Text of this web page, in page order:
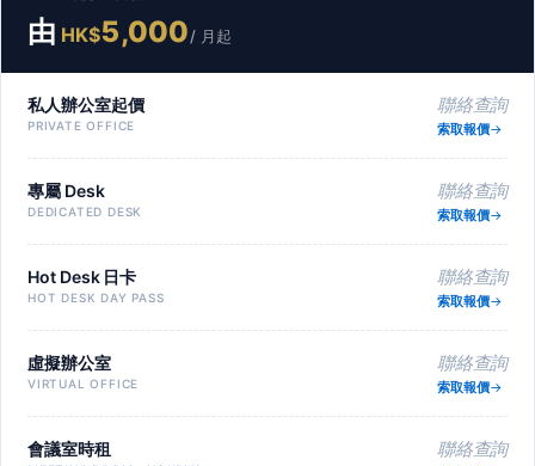
由 HK$5,000/ 月起
私人辦公室起價
PRIVATE OFFICE
聯絡查詢
索取報價
專屬 Desk
DEDICATED DESK
聯絡查詢
索取報價
Hot Desk 日卡
HOT DESK DAY PASS
聯絡查詢
索取報價
虛擬辦公室
VIRTUAL OFFICE
聯絡查詢
索取報價
會議室時租 聯絡查詢